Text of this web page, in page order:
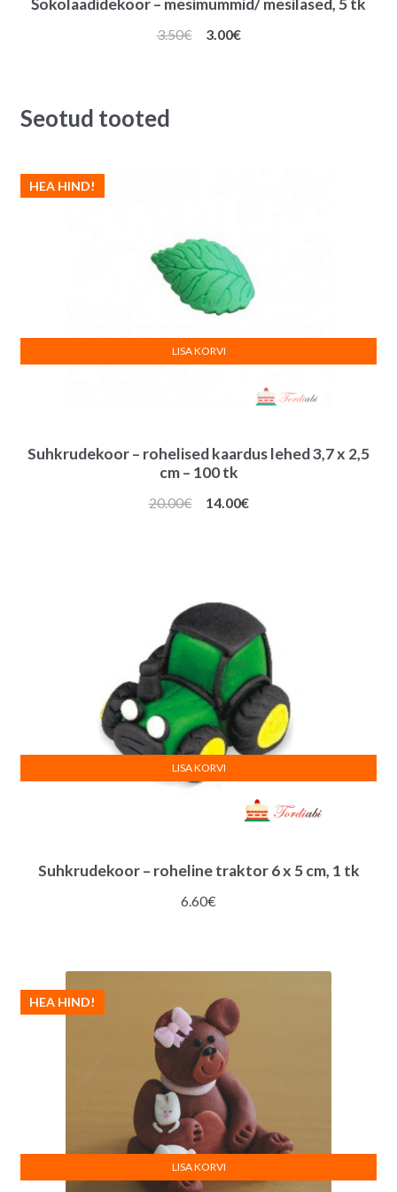
Šokolaadidekoor – mesimummid/ mesilased, 5 tk
3.50€
Algne
3.00€Praegune
Seotud tooted
Suhkrudekoor – rohelised kaardus lehed 3,7 x 2,5
cm – 100 tk
HEA HIND!
20.00€
Algne
14.00€Praegune
LISA KORVI
Suhkrudekoor – roheline traktor 6 x 5 cm, 1 tk
6.60€
LISA KORVI
HEA HIND!
LISA KORVI